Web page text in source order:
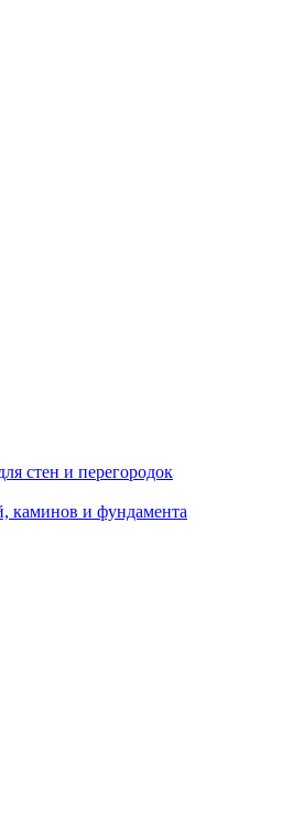
стен и перегородок
каминов и фундамента